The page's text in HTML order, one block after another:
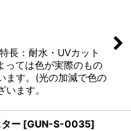
長：耐水・UVカット
っては色が実際のもの
ます。(光の加減で色の
ます。
ー [GUN-S-0035]